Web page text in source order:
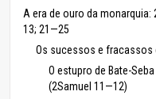
A era de ouro da
13; 21—25
Os sucessos e fracassos
O estupro de Bate-
(2Samuel 11—12)